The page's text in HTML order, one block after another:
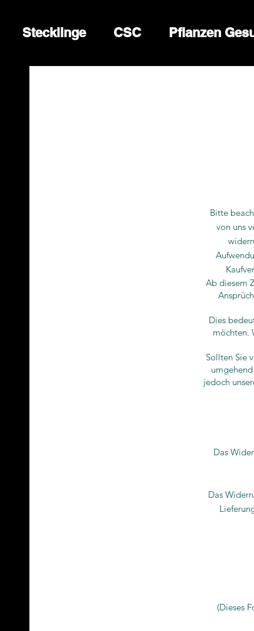
Stecklinge CSC Pflanzen
Bitte
von uns
Ab diesem
Dies
möchten.
Sollten Sie
jedoch
Das
Das
(Dieses